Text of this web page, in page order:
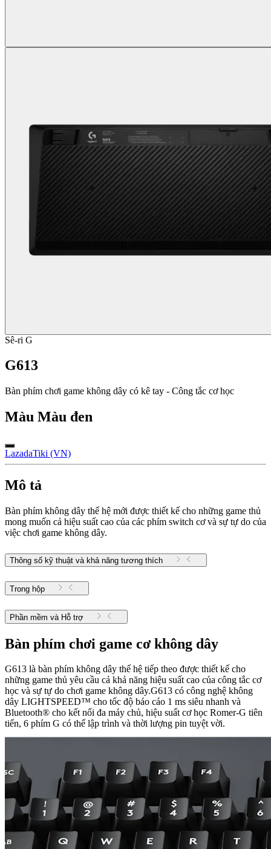
Sê-ri G
G613
Bàn phím chơi game không dây có kê tay - Công tắc cơ học
Màu Màu đen
LazadaTiki (VN)
Mô tả
Bàn phím không dây thế hệ mới được thiết kế cho những game thủ
mong muốn cả hiệu suất cao của các phím switch cơ và sự tự do của
việc chơi game không dây.
Thông số kỹ thuật và khả năng tương thích
Trong hộp
Phần mềm và Hỗ trợ
Bàn phím chơi game cơ không dây
G613 là bàn phím không dây thế hệ tiếp theo được thiết kế cho
những game thủ yêu cầu cả khả năng hiệu suất cao của công tắc cơ
học và sự tự do chơi game không dây.G613 có công nghệ không
dây LIGHTSPEED™ cho tốc độ báo cáo 1 ms siêu nhanh và
Bluetooth® cho kết nối đa máy chủ, hiệu suất cơ học Romer-G tiên
tiến, 6 phím G có thể lập trình và thời lượng pin tuyệt vời.